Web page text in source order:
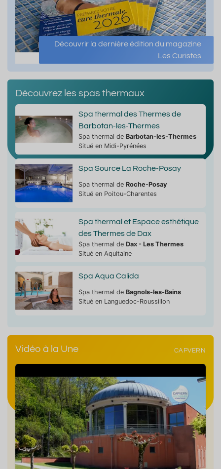
Découvrir la dernière édition du magazine
Les Curistes
Découvrez les spas thermaux
Spa thermal des Thermes de
Barbotan-les-Thermes
Spa thermal de Barbotan-les-Thermes
Situé en Midi-Pyrénées
Spa Source La Roche-Posay
Spa thermal de Roche-Posay
Situé en Poitou-Charentes
Spa thermal et Espace esthétique
des Thermes de Dax
Spa thermal de Dax - Les Thermes
Situé en Aquitaine
Spa Aqua Calida
Spa thermal de Bagnols-les-Bains
Situé en Languedoc-Roussillon
Vidéo à la Une CAPVERN